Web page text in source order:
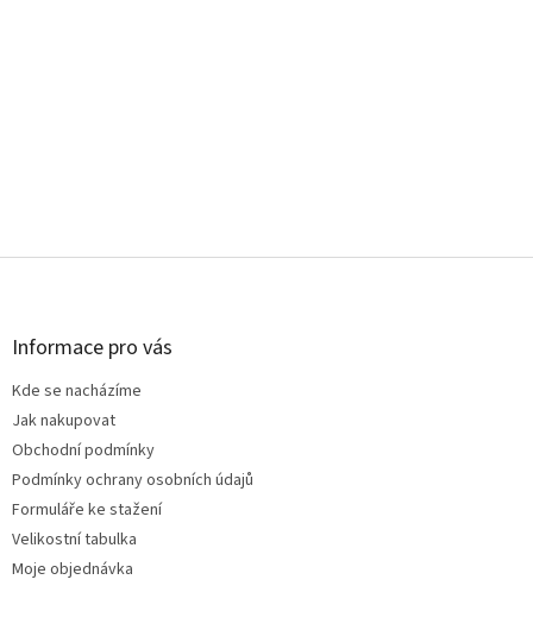
Z
Informace pro vás
Kde se nacházíme
Jak nakupovat
Obchodní podmínky
Podmínky ochrany osobních údajů
Formuláře ke stažení
Velikostní tabulka
Moje objednávka